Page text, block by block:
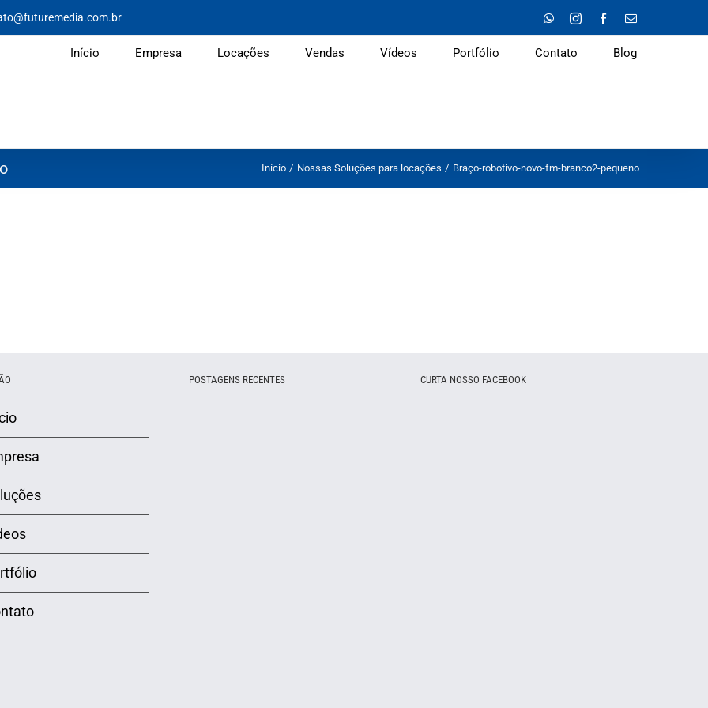
WhatsAppInstagramFacebook
E-
Início Empresa Locações Vendas Vídeos Portfólio Contato Blog
Início Nossas Soluções para locações Braço-robotivo-novo-fm-branco2-pequeno
POSTAGENS RECENTES CURTA NOSSO FACEBOOK